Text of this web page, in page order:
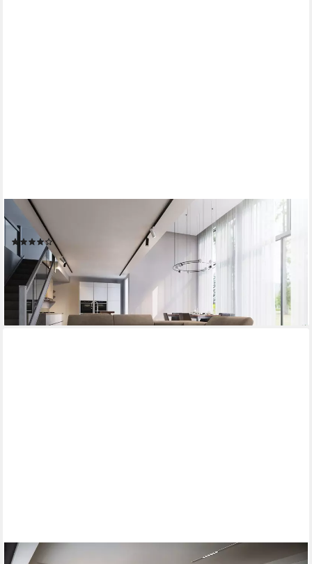
MASSENO
Ecksofa SELVA mit Schlaffunktion L-Form, Sofa mit Bettkasten
(97)
ab 889,00 €
-26%
lieferbar - in 6-8 Werktagen bei dir
+10
MASSENO